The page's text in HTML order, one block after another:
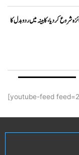
شروع کر دیا، کابینہ میں ردوبدل کا
[youtube-feed